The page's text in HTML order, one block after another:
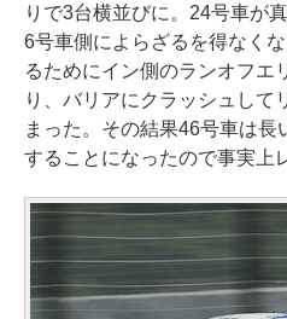
りで3台横並びに。24号車が
6号車側によらざるを得なく
るためにイン側のランオフエ
り、バリアにクラッシュして
まった。その結果46号車は長
することになったので事実上